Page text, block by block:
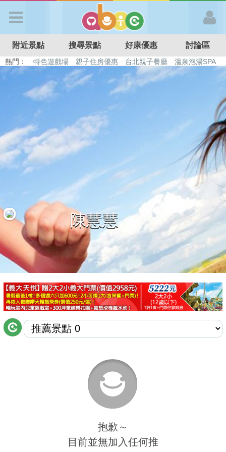
APP登入
首 頁
搜尋景點
好康優惠
最新留言
商家合作
推薦景點
討論區
聯絡我們
附近景點 搜尋景點 好康優惠 討論區
熱門： 特色遊戲場 親子住房優惠 台北親子餐廳
溫泉泡湯SPA
溜滑梯民宿
觀光工廠 日本親子景點
陳慧慧
抱歉～
目前並無加入任何推